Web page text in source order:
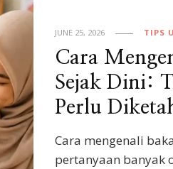
JUNE 25, 2026 TIPS
Cara
Sejak Dini:
Perlu
Cara mengenali
pertanyaan banyak